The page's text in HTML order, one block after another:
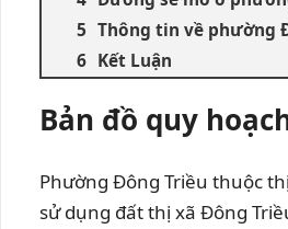
Thông tin về phường
Kết Luận
Bản đồ quy
Phường Đông Triều thuộc
sử dụng đất thị xã Đông